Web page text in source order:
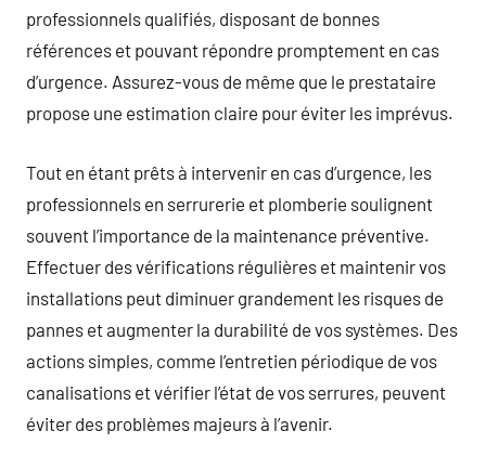
professionnels qualifiés, disposant de bonnes
références et pouvant répondre promptement en cas
d’urgence. Assurez-vous de même que le prestataire
propose une estimation claire pour éviter les imprévus.
Tout en étant prêts à intervenir en cas d’urgence, les
professionnels en serrurerie et plomberie soulignent
souvent l’importance de la maintenance préventive.
Effectuer des vérifications régulières et maintenir vos
installations peut diminuer grandement les risques de
pannes et augmenter la durabilité de vos systèmes. Des
actions simples, comme l’entretien périodique de vos
canalisations et vérifier l’état de vos serrures, peuvent
éviter des problèmes majeurs à l’avenir.